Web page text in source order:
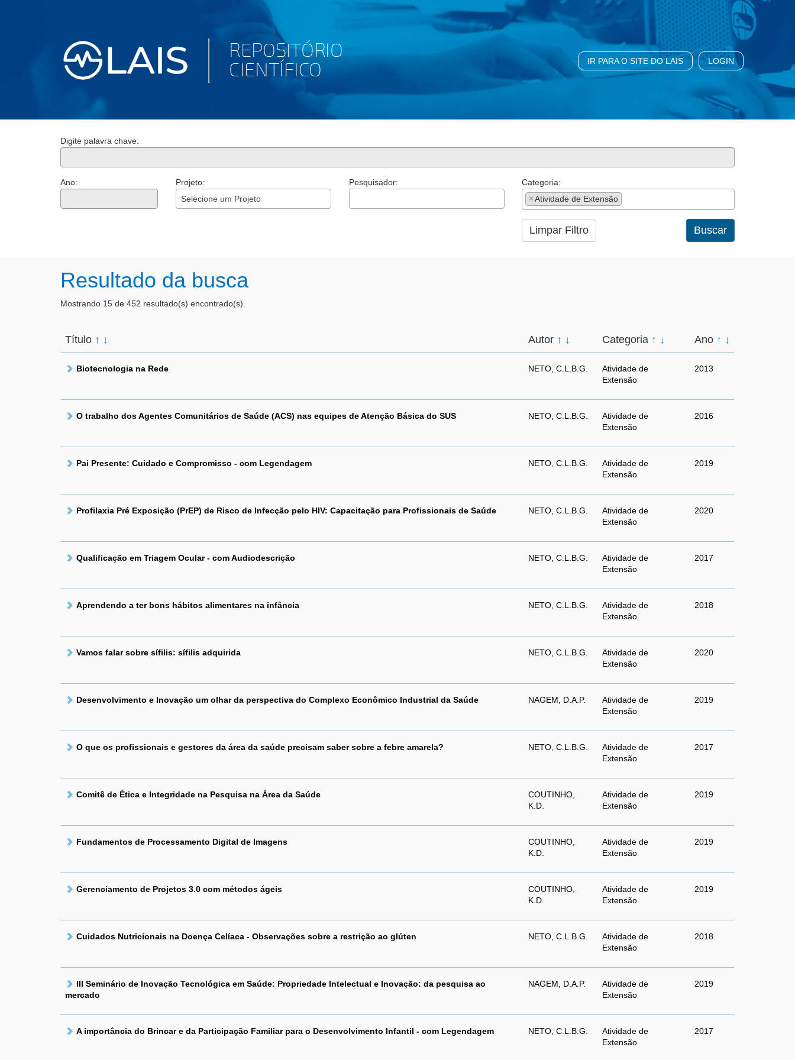
IR PARA O SITE DO LAIS LOGIN
Digite palavra chave:
Ano:
Projeto:
Selecione um Projeto
Pesquisador:
Categoria:
×Atividade de Extensão
Limpar Filtro Buscar
Resultado da busca
Mostrando 15 de 452 resultado(s) encontrado(s).
Título ↑ ↓ Autor ↑ ↓ Categoria ↑ ↓ Ano ↑ ↓
Biotecnologia na Rede NETO, C.L.B.G.
Atividade de
Extensão
2013
O trabalho dos Agentes Comunitários de Saúde (ACS) nas equipes de Atenção Básica do SUS NETO, C.L.B.G.
Atividade de
Extensão
2016
Pai Presente: Cuidado e Compromisso - com Legendagem NETO, C.L.B.G.
Atividade de
Extensão
2019
Profilaxia Pré Exposição (PrEP) de Risco de Infecção pelo HIV: Capacitação para Profissionais de Saúde NETO, C.L.B.G.
Atividade de
Extensão
2020
Qualificação em Triagem Ocular - com Audiodescrição NETO, C.L.B.G.
Atividade de
Extensão
2017
Aprendendo a ter bons hábitos alimentares na infância NETO, C.L.B.G.
Atividade de
Extensão
2018
Vamos falar sobre sífilis: sífilis adquirida NETO, C.L.B.G.
Atividade de
Extensão
2020
Desenvolvimento e Inovação um olhar da perspectiva do Complexo Econômico Industrial da Saúde NAGEM, D.A.P.
Atividade de
Extensão
2019
O que os profissionais e gestores da área da saúde precisam saber sobre a febre amarela? NETO, C.L.B.G.
Atividade de
Extensão
2017
Comitê de Ética e Integridade na Pesquisa na Área da Saúde
COUTINHO,
K.D.
Atividade de
Extensão
2019
Fundamentos de Processamento Digital de Imagens
COUTINHO,
K.D.
Atividade de
Extensão
2019
Gerenciamento de Projetos 3.0 com métodos ágeis
COUTINHO,
K.D.
Atividade de
Extensão
2019
Cuidados Nutricionais na Doença Celíaca - Observações sobre a restrição ao glúten NETO, C.L.B.G.
Atividade de
Extensão
2018
III Seminário de Inovação Tecnológica em Saúde: Propriedade Intelectual e Inovação: da pesquisa ao
mercado
NAGEM, D.A.P.
Atividade de
Extensão
2019
A importância do Brincar e da Participação Familiar para o Desenvolvimento Infantil - com Legendagem NETO, C.L.B.G.
Atividade de
Extensão
2017